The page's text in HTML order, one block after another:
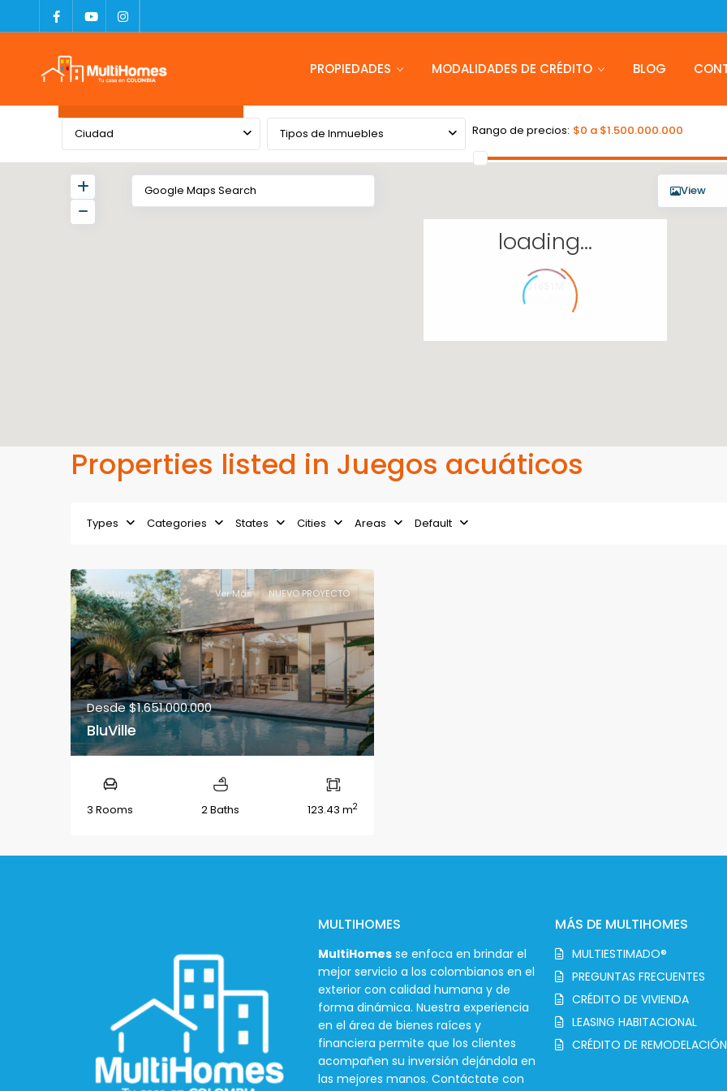
PROPIEDADES MODALIDADES DE CRÉDITO BLOG
Ciudad Tipos de Inmuebles Rango de precios: $0 a $1.500.000.000
$1651M
loading...
View
Properties listed in Juegos acuáticos
Types Categories States Cities Areas Default
Featured Ver Más NUEVO PROYECTO
Desde$1.651.000.000
BluVille
3 Rooms 2 Baths 123.43 m2
MULTIHOMES
MultiHomesse enfoca en brindar el
mejor servicio a los colombianos en el
exterior con calidad humana y de
forma dinámica. Nuestra experiencia
en el área de bienes raíces y
financiera permite que los clientes
acompañen su inversión dejándola en
las mejores manos. Contáctate con
MÁS DE MULTIHOMES
MULTIESTIMADO®
PREGUNTAS FRECUENTES
CRÉDITO DE VIVIENDA
LEASING HABITACIONAL
CRÉDITO DE REMODELACIÓN